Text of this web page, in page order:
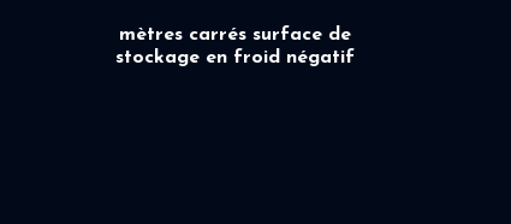
mètres carrés surface de
stockage en froid négatif